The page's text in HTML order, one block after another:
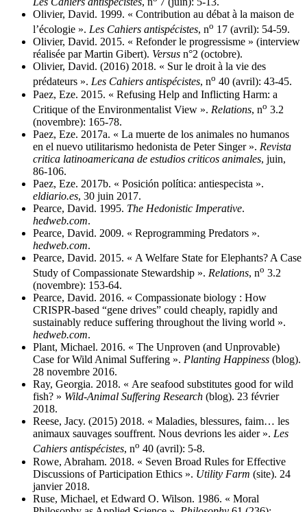
Olivier, David. 1999. « Contribution au débat à la maison de
l’écologie ». Les Cahiers antispécistes, no 17 (avril): 54‑59.
Olivier, David. 2015. « Refonder le progressisme » (interview
réalisée par Martin Gibert). Versus n°2 (octobre).
Olivier, David. (2016) 2018. « Sur le droit à la vie des
prédateurs ». Les Cahiers antispécistes, no 40 (avril): 43‑45.
Paez, Eze. 2015. « Refusing Help and Inflicting Harm: a
Critique of the Environmentalist View ». Relations, no 3.2
(novembre): 165‑78.
Paez, Eze. 2017a. « La muerte de los animales no humanos
en el nuevo utilitarismo hedonista de Peter Singer ». Revista
critica latinoamericana de estudios criticos animales, juin,
86‑106.
Paez, Eze. 2017b. « Posición política: antiespecista ».
eldiario.es, 30 juin 2017.
Pearce, David. 1995. The Hedonistic Imperative.
hedweb.com.
Pearce, David. 2009. « Reprogramming Predators ».
hedweb.com.
Pearce, David. 2015. « A Welfare State for Elephants? A Case
Study of Compassionate Stewardship ». Relations, no 3.2
(novembre): 153‑64.
Pearce, David. 2016. « Compassionate biology : How
CRISPR-based “gene drives” could cheaply, rapidly and
sustainably reduce suffering throughout the living world ».
hedweb.com.
Plant, Michael. 2016. « The Unproven (and Unprovable)
Case for Wild Animal Suffering ». Planting Happiness (blog).
28 novembre 2016.
Ray, Georgia. 2018. « Are seafood substitutes good for wild
fish? » Wild-Animal Suffering Research (blog). 23 février
2018.
Reese, Jacy. (2015) 2018. « Maladies, blessures, faim… les
animaux sauvages souffrent. Nous devrions les aider ». Les
Cahiers antispécistes, no 40 (avril): 5‑8.
Rowe, Abraham. 2018. « Seven Broad Rules for Effective
Discussions of Participation Ethics ». Utility Farm (site). 24
janvier 2018.
Ruse, Michael, et Edward O. Wilson. 1986. « Moral